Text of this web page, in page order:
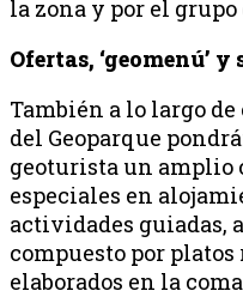
la zona y por el
Ofertas, ‘geomenú’ y
También a lo largo de
del Geoparque
geoturista un amplio
especiales en
actividades guiadas,
compuesto por
elaborados en la